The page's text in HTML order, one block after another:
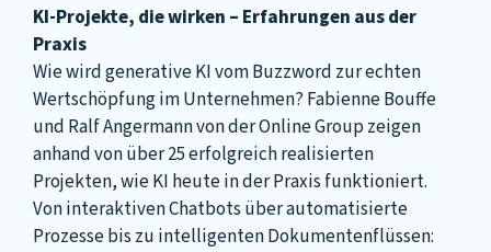
KI-Projekte, die wirken – Erfahrungen aus der
Praxis
Wie wird generative KI vom Buzzword zur echten
Wertschöpfung im Unternehmen? Fabienne Bouffe
und Ralf Angermann von der Online Group zeigen
anhand von über 25 erfolgreich realisierten
Projekten, wie KI heute in der Praxis funktioniert.
Von interaktiven Chatbots über automatisierte
Prozesse bis zu intelligenten Dokumentenflüssen: